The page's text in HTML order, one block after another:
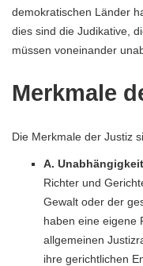
demokratischen Länder
dies sind die Judikative,
müssen voneinander
Merkmale
Die Merkmale der Justiz
A. Unabhängigkeit
Richter und
Gewalt oder der
haben eine eigene
allgemeinen
ihre gerichtlichen